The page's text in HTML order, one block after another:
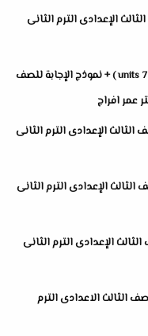
الإعدادى الترم الثانى
اختبار لغة انجليزية نصف الترم ( units 7 – 8 - 9 ) + نموذج الإجابة للصف
الثالث الإعدادى الترم الثانى
الثالث الإعدادى الترم الثانى
الإعدادى الترم الثانى
الثالث الاعدادى الترم